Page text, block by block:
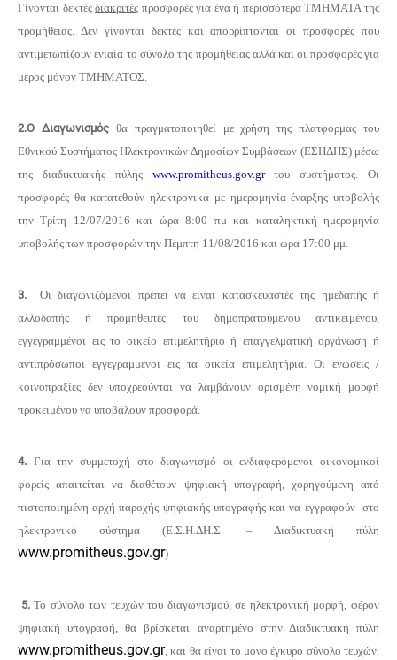
Γίνονται δεκτέςδιακριτές προσφορές για ένα ή περισσότερα ΤΜΗΜΑΤΑ της
προμήθειας. Δεν γίνονται δεκτές και απορρίπτονται οι προσφορές που
αντιμετωπίζουν ενιαία το σύνολο της προμήθειας αλλά και οι προσφορές για
μέρος μόνον ΤΜΗΜΑΤΟΣ.
2.Ο Διαγωνισμός θα πραγματοποιηθεί με χρήση της πλατφόρμας του
Εθνικού Συστήματος Ηλεκτρονικών Δημοσίων Συμβάσεων (ΕΣΗΔΗΣ) μέσω
της διαδικτυακής πύλης www.promitheus.gov.grτου συστήματος. Οι
προσφορές θα κατατεθούν ηλεκτρονικά με ημερομηνία έναρξης υποβολής
την Τρίτη 12/07/2016 και ώρα 8:00 πμ και καταληκτική ημερομηνία
υποβολής των προσφορών την Πέμπτη 11/08/2016 και ώρα 17:00 μμ.
3.
Οι διαγωνιζόμενοι πρέπει να είναι κατασκευαστές της ημεδαπής ή
αλλοδαπής ή προμηθευτές του δημοπρατούμενου αντικειμένου,
εγγεγραμμένοι εις το οικείο επιμελητήριο ή επαγγελματική οργάνωση ή
αντιπρόσωποι εγγεγραμμένοι εις τα οικεία επιμελητήρια. Οι ενώσεις /
κοινοπραξίες δεν υποχρεούνται να λαμβάνουν ορισμένη νομική μορφή
προκειμένου να υποβάλουν προσφορά.
4. Για την συμμετοχή στο διαγωνισμό οι ενδιαφερόμενοι οικονομικοί
φορείς απαιτείται να διαθέτουν ψηφιακή υπογραφή, χορηγούμενη από
πιστοποιημένη αρχή παροχής ψηφιακής υπογραφής και να εγγραφούν στο
ηλεκτρονικό σύστημα (Ε.Σ.Η.ΔΗ.Σ. – Διαδικτυακή πύλη
www.promitheus.gov.gr)
5.Το σύνολο των τευχών του διαγωνισμού, σε ηλεκτρονική μορφή, φέρον
ψηφιακή υπογραφή, θα βρίσκεται αναρτημένο στην Διαδικτυακή πύλη
www.promitheus.gov.gr, και θα είναι το μόνο έγκυρο σύνολο τευχών.